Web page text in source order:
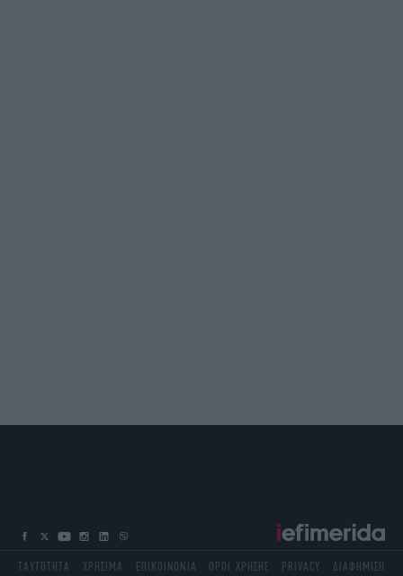
ΤΑΥΤΟΤΗΤΑ ΧΡΗΣΙΜΑ ΕΠΙΚΟΙΝΩΝΙΑ ΟΡΟΙ ΧΡΗΣΗΣ PRIVACY ΔΙΑΦΗΜΙΣΗ